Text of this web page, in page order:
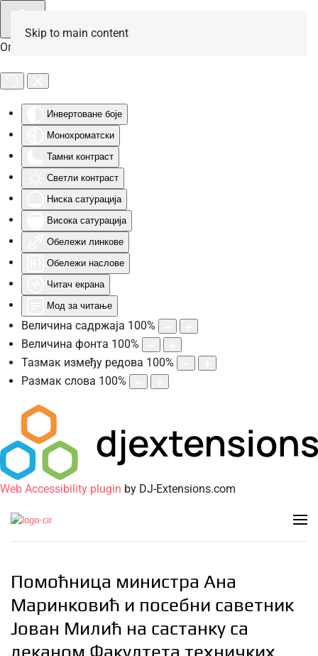
Опције за особе са инвалидитетом
Инвертоване боје
Монохроматски
Тамни контраст
Светли контраст
Ниска сатурација
Висока сатурација
Обележи линкове
Обележи наслове
Читач екрана
Мод за читање
Величина садржаја 100%
Величина фонта 100%
Тазмак између редова 100%
Размак слова 100%
Web Accessibility plugin by DJ-Extensions.com
Skip to main content
Помоћница министра Ана
Маринковић и посебни саветник
Јован Милић на састанку са